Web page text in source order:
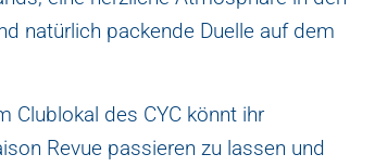
natürlich packende Duelle auf dem
Clublokal des CYC könnt ihr
Revue passieren zu lassen und